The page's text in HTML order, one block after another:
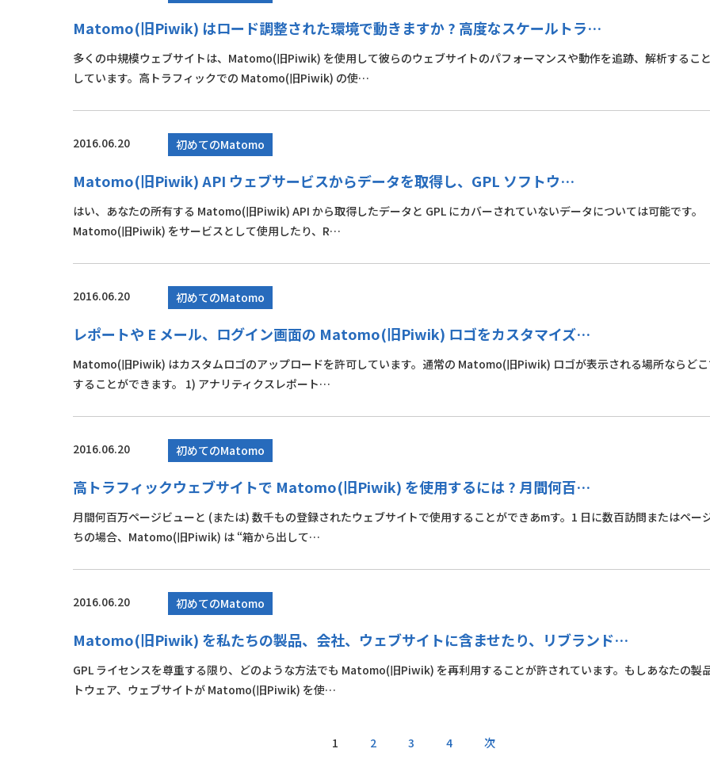
Matomo(旧Piwik) はロード調整された環境で動きますか ? 高度なスケールトラ…
多くの中規模ウェブサイトは、Matomo(旧Piwik) を使用して彼らのウェブサイトのパフォーマンスや動作を追跡、解析するこ
しています。高トラフィックでの Matomo(旧Piwik) の使…
2016.06.20 初めてのMatomo
Matomo(旧Piwik) API ウェブサービスからデータを取得し、GPL ソフトウ…
はい、あなたの所有する Matomo(旧Piwik) API から取得したデータと GPL にカバーされていないデータについては可能です。
Matomo(旧Piwik) をサービスとして使用したり、R…
2016.06.20 初めてのMatomo
レポートや E メール、ログイン画面の Matomo(旧Piwik) ロゴをカスタマイズ…
Matomo(旧Piwik) はカスタムロゴのアップロードを許可しています。通常の Matomo(旧Piwik) ロゴが表示される場所ならど
することができます。 1) アナリティクスレポート…
2016.06.20 初めてのMatomo
高トラフィックウェブサイトで Matomo(旧Piwik) を使用するには ? 月間何百…
月間何百万ページビューと (または) 数千もの登録されたウェブサイトで使用することができあmす。1 日に数百訪問またはペー
ちの場合、Matomo(旧Piwik) は “箱から出して…
2016.06.20 初めてのMatomo
Matomo(旧Piwik) を私たちの製品、会社、ウェブサイトに含ませたり、リブランド…
GPL ライセンスを尊重する限り、どのような方法でも Matomo(旧Piwik) を再利用することが許されています。もしあなたの製
トウェア、ウェブサイトが Matomo(旧Piwik) を使…
1 2 3 4 次